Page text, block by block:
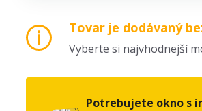
Tovar je dodávaný
Vyberte si najvhodnejší
Potrebujete okno s